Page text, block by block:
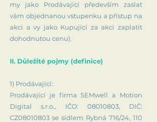
my jako Prodávající především zaslat
vám objednanou vstupenku a přístup na
akci a vy jako Kupující za akci zaplatit
dohodnutou cenu).
II. Důležité pojmy (definice)
1) Prodávající:
Prodávající je firma SEMwell a Motion
Digital s.r.o., IČO: 08010803, DIČ:
CZ08010803 se sídlem Rybná 716/24, 110